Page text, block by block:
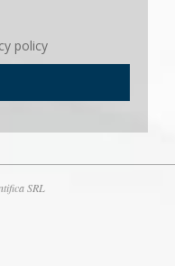
policy
SRL